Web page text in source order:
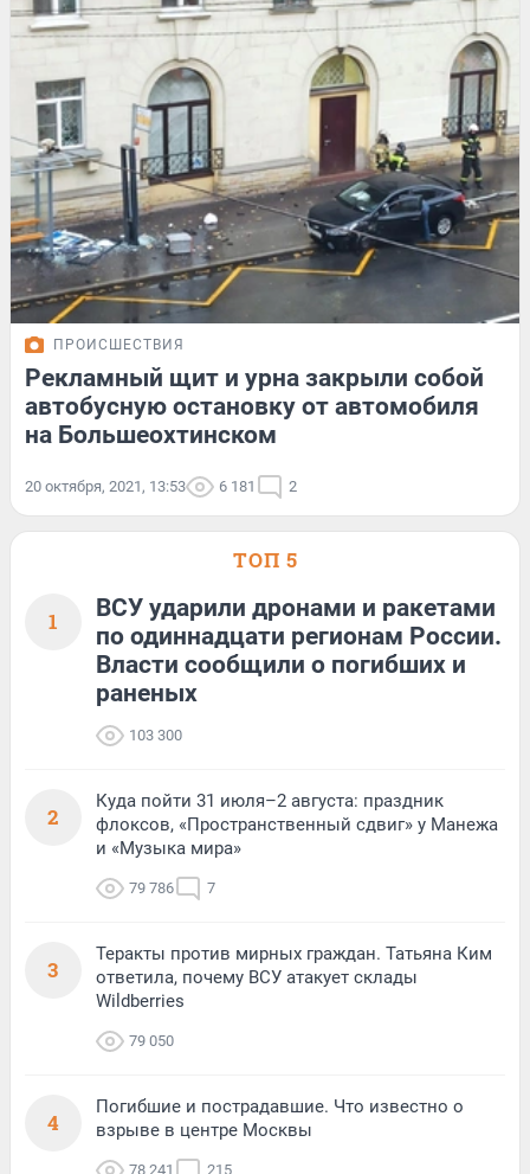
ПРОИСШЕСТВИЯ
Рекламный щит и урна закрыли собой
автобусную остановку от автомобиля
на Большеохтинском
20 октября, 2021, 13:53 6 181 2
ТОП 5
1
ВСУ ударили дронами и ракетами
по одиннадцати регионам России.
Власти сообщили о погибших и
раненых
103 300
2
Куда пойти 31 июля–2 августа: праздник
флоксов, «Пространственный сдвиг» у Манежа
и «Музыка мира»
79 786 7
3
Теракты против мирных граждан. Татьяна Ким
ответила, почему ВСУ атакует склады
Wildberries
79 050
4
Погибшие и пострадавшие. Что известно о
взрыве в центре Москвы
78 241 215